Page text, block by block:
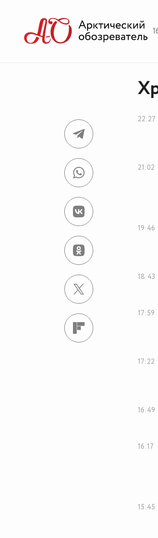
22:27
21:02
19:46
18:43
17:59
17:22
16:49
16:17
15:45